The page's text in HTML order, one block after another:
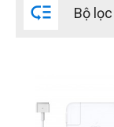
đ–
 Bộ lọc